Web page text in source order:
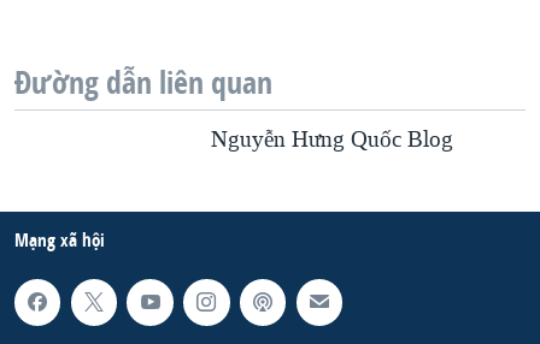
Đường dẫn liên quan
Nguyễn Hưng Quốc Blog
Mạng xã hội